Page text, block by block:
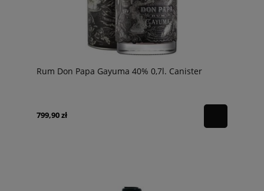
Rum Don Papa Gayuma 40% 0,7l. Canister
799,90 zł